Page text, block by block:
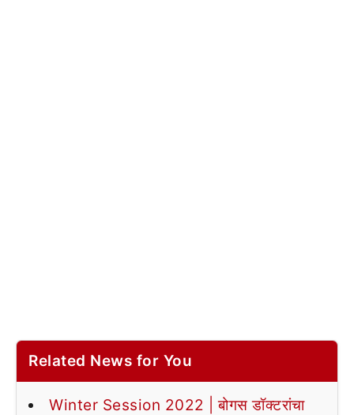
Related News for You
Winter Session 2022 | बोगस डॉक्टरांचा